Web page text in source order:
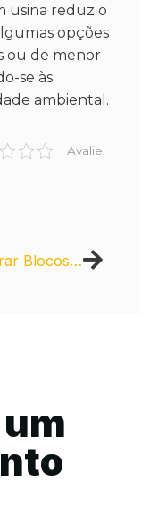
usina reduz o
opções
ou de menor
se às
ambiental.
Avalie
Comprar Blocos de Concreto da Fábrica: Preços Competitivos